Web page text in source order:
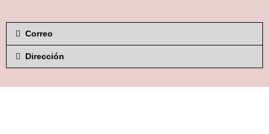
Correo
Dirección